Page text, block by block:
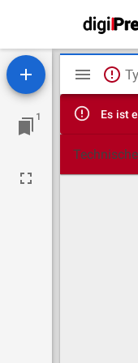
1 Es ist